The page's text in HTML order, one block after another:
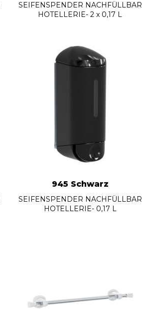
SEIFENSPENDER NACHFÜLLBAR
HOTELLERIE- 2 x 0,17 L
945 Schwarz
SEIFENSPENDER NACHFÜLLBAR
HOTELLERIE- 0,17 L